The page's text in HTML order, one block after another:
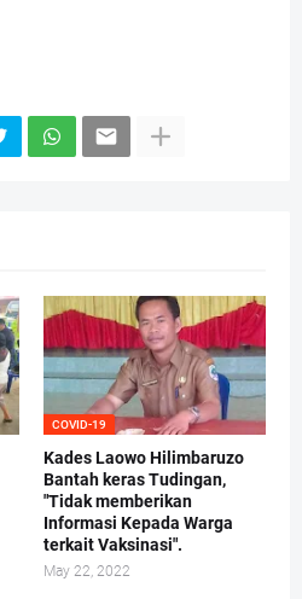
COVID-19
Kades Laowo Hilimbaruzo
Bantah keras Tudingan,
"Tidak memberikan
Informasi Kepada Warga
terkait Vaksinasi".
May 22, 2022